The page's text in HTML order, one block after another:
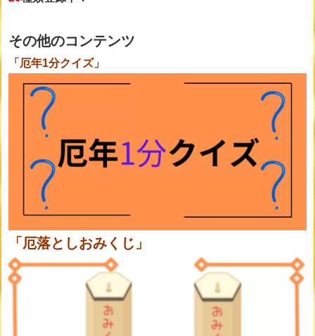
その他のコンテンツ
「厄年1分クイズ」
「厄落としおみくじ」